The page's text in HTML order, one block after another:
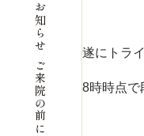
お知らせ
ご来院の前に
遂にトラ
8時時点で